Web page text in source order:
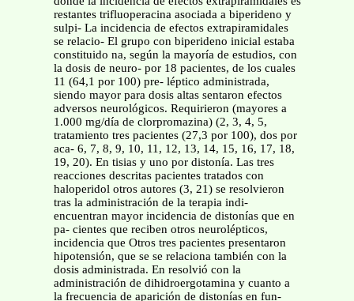
restantes trifluoperacina asociada a biperideno y
sulpi- La incidencia de efectos extrapiramidales
se relacio- El grupo con biperideno inicial estaba
constituido na, según la mayoría de estudios, con
la dosis de neuro- por 18 pacientes, de los cuales
11 (64,1 por 100) pre- léptico administrada,
siendo mayor para dosis altas sentaron efectos
adversos neurológicos. Requirieron (mayores a
1.000 mg/día de clorpromazina) (2, 3, 4, 5,
tratamiento tres pacientes (27,3 por 100), dos por
aca- 6, 7, 8, 9, 10, 11, 12, 13, 14, 15, 16, 17, 18,
19, 20). En tisias y uno por distonía. Las tres
reacciones descritas pacientes tratados con
haloperidol otros autores (3, 21) se resolvieron
tras la administración de la terapia indi-
encuentran mayor incidencia de distonías que en
pa- cientes que reciben otros neurolépticos,
incidencia que Otros tres pacientes presentaron
hipotensión, que se se relaciona también con la
dosis administrada. En resolvió con la
administración de dihidroergotamina y cuanto a
la frecuencia de aparición de distonías en fun-